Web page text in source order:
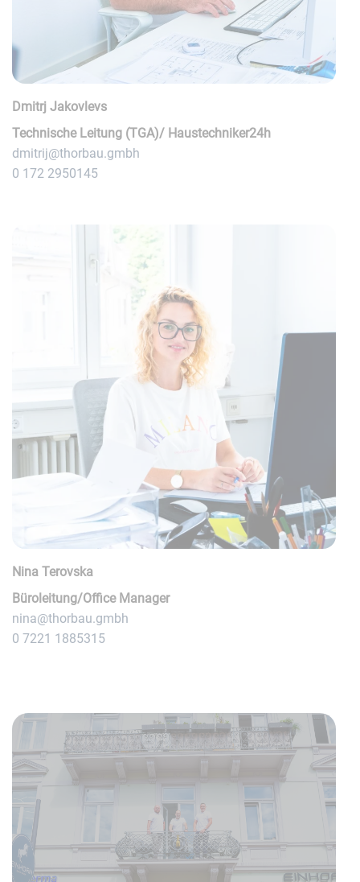
Dmitrj Jakovlevs
Technische Leitung (TGA)/ Haustechniker24h
dmitrij@thorbau.gmbh
0 172 2950145
Nina Terovska
Büroleitung/Office Manager
nina@thorbau.gmbh
0 7221 1885315